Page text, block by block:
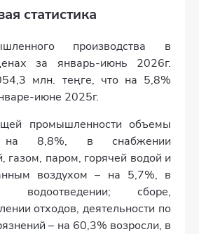
статистика
производства в
за январь-июнь 2026г.
млн. теңге, что на 5,8%
июне 2025г.
промышленности объемы
на 8,8%, в снабжении
газом, паром, горячей водой и
воздухом – на 5,7%, в
водоотведении; сборе,
отходов, деятельности по
– на 60,3% возросли, в